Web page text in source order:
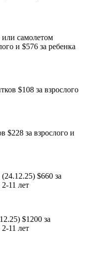
или самолетом
и $576 за ребенка
$108 за взрослого
$228 за взрослого и
$660 за
2-11 лет
$1200 за
2-11 лет